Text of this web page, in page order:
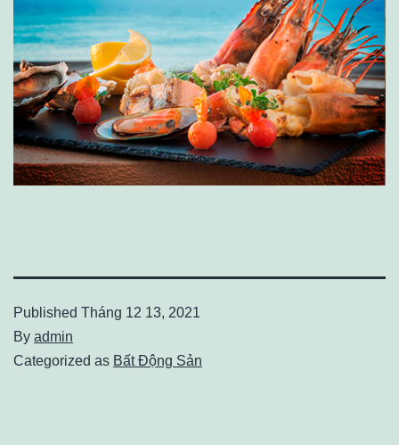
Published Tháng 12 13, 2021
By admin
Categorized as Bất Động Sản